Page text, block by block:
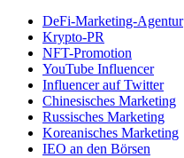
DeFi-Marketing-Agentur
Krypto-PR
NFT-Promotion
YouTube Influencer
Influencer auf Twitter
Chinesisches Marketing
Russisches Marketing
Koreanisches Marketing
IEO an den Börsen